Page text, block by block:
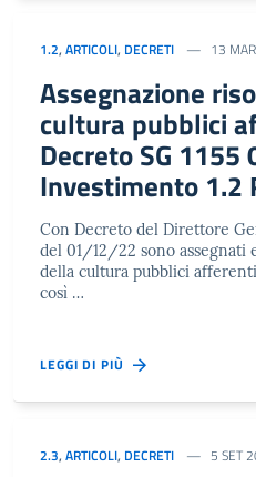
1.2, ARTICOLI, DECRETI 13
Assegnazione
cultura pubblici
Decreto SG
Investimento 1.2
barriere fisiche e
musei,
Con Decreto del Direttore
del 01/12/22 sono assegnati
della cultura pubblici
così …
LEGGI DI PIÙ
2.3, ARTICOLI, DECRETI 5 SET